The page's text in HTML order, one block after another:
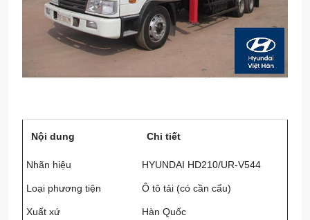
Nội dung Chi tiết
Nhãn hiệu HYUNDAI HD210/UR-V544
Loại phương tiện Ô tô tải (có cần cẩu)
Xuất xứ Hàn Quốc